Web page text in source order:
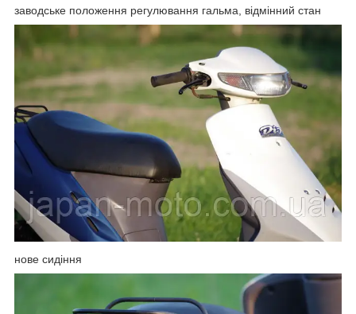
заводське положення регулювання гальма, відмінний стан
нове сидіння